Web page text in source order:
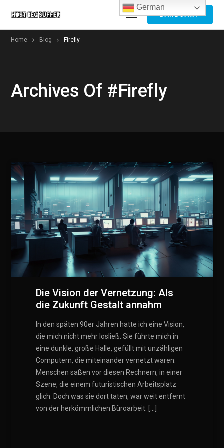
BANDCAMP
Home Blog Firefly
Archives Of #Firefly
Die Vision der Vernetzung: Als
die Zukunft Gestalt annahm
In den späten 90er Jahren hatte ich eine Vision,
die mich nicht mehr losließ. Sie führte mich in
eine dunkle, große Halle, gefüllt mit unzähligen
Computern, die miteinander vernetzt waren.
Menschen saßen vor diesen Rechnern, in einer
Szene, die einem futuristischen Arbeitsplatz
glich. Doch was sie dort taten, war weit entfernt
von der herkömmlichen Büroarbeit. […]
German